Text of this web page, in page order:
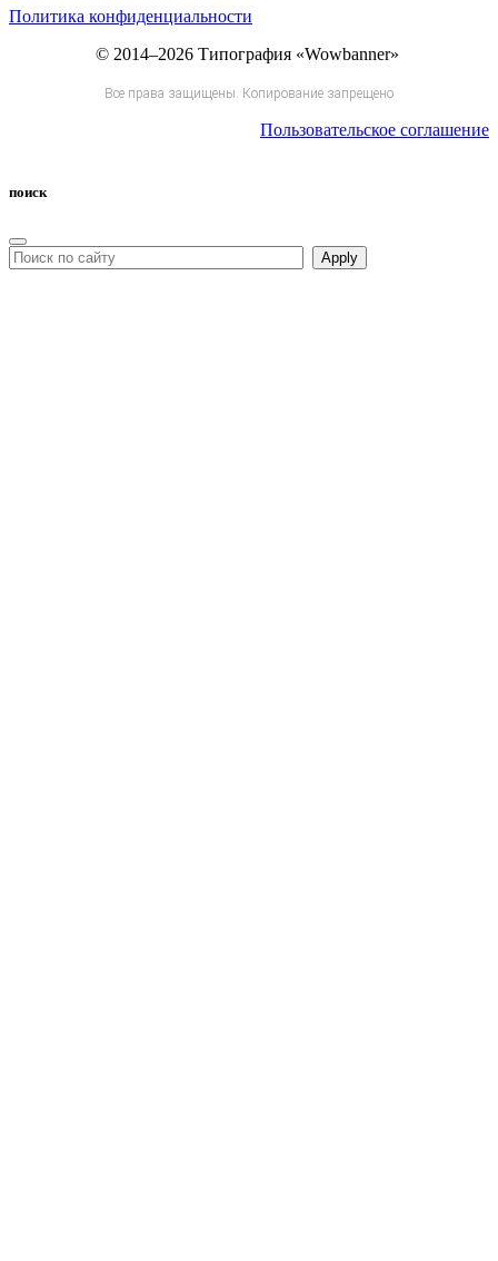
Политика конфиденциальности
© 2014–2026 Типография «Wowbanner»
Все права защищены. Копирование запрещено
Пользовательское соглашение
поиск